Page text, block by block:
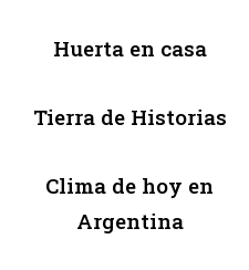
Huerta en casa
Tierra de Historias
Clima de hoy en
Argentina